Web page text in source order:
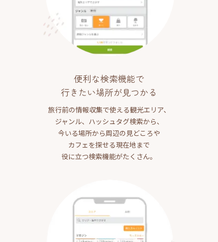
便利な検索機能で
行きたい場所が見つかる
旅行前の情報収集で使える観光エリア、
ジャンル、ハッシュタグ検索から、
今いる場所から周辺の見どころや
カフェを探せる現在地まで
役に立つ検索機能がたくさん。